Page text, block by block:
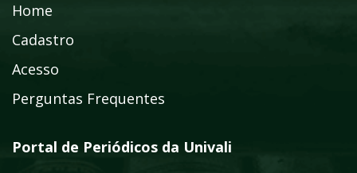
Home
Cadastro
Acesso
Perguntas Frequentes
Portal de Periódicos da Univali